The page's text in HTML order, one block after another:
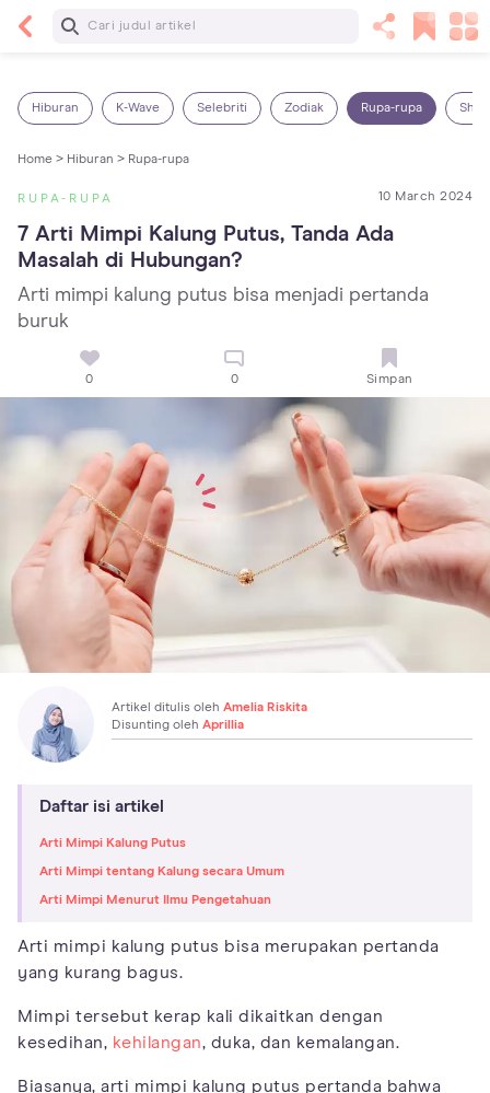
Baca Selanjutnya
Hiburan K-Wave Selebriti Zodiak Rupa-rupa
Home > Hiburan > Rupa-rupa
RUPA-RUPA 10 March 2024
7 Arti Mimpi Kalung Putus, Tanda Ada
Masalah di Hubungan?
Arti mimpi kalung putus bisa menjadi pertanda
buruk
0 0 Simpan
Artikel ditulis oleh Amelia Riskita
Disunting oleh Aprillia
Daftar isi artikel
Arti Mimpi Kalung Putus
Arti Mimpi tentang Kalung secara Umum
Arti Mimpi Menurut Ilmu Pengetahuan
Arti mimpi kalung putus bisa merupakan pertanda
yang kurang bagus.
Mimpi tersebut kerap kali dikaitkan dengan
kesedihan, kehilangan, duka, dan kemalangan.
Biasanya, arti mimpi kalung putus pertanda bahwa